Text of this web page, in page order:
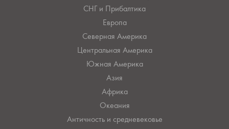
СНГ и Прибалтика
Европа
Северная Америка
Центральная Америка
Южная Америка
Азия
Африка
Океания
Античность и средневековье